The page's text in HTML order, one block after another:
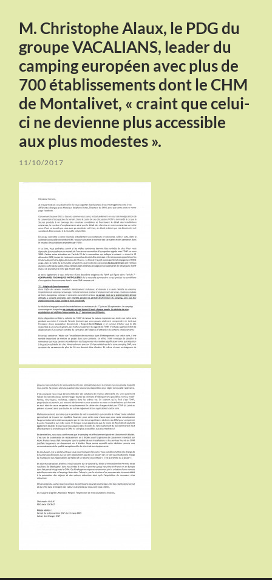
M. Christophe Alaux, le PDG du
groupe VACALIANS, leader du
camping européen avec plus de
700 établissements dont le CHM
de Montalivet, « craint que celui-
ci ne devienne plus accessible
aux plus modestes ».
11/10/2017